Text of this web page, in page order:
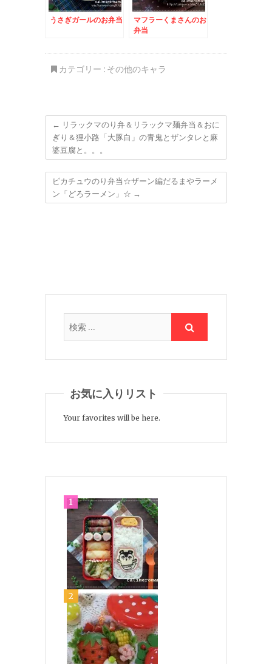
うさぎガールのお弁当
マフラーくまさんのお
弁当
カテゴリー : その他のキャラ
← リラックマのり弁＆リラックマ麺弁当＆おに
ぎり＆狸小路「大豚白」の青鬼とザンタレと麻
婆豆腐と。。。
ピカチュウのり弁当☆ザーン編だるまやラーメ
ン「どろラーメン」☆ →
お気に入りリスト
Your favorites will be here.